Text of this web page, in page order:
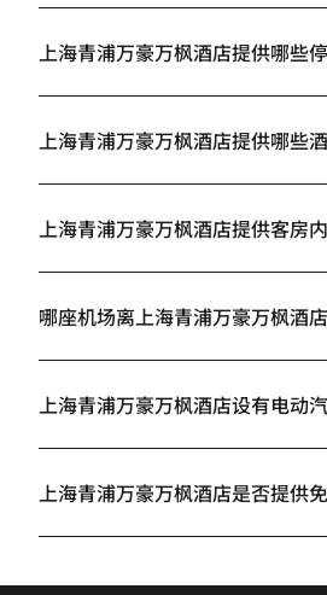
上海青浦万豪万枫酒店提供哪些
上海青浦万豪万枫酒店提供哪些
上海青浦万豪万枫酒店提供客房
哪座机场离上海青浦万豪万枫酒店
上海青浦万豪万枫酒店设有电动
上海青浦万豪万枫酒店是否提供